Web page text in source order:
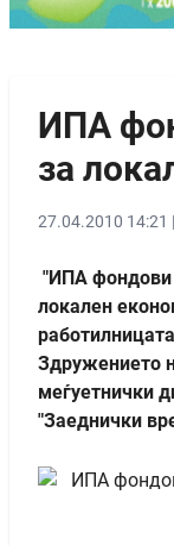
ИПА
за
27.04.2010 14:21 |
"ИПА фондови
локален
Здружението
меѓуетнички
"Заеднички